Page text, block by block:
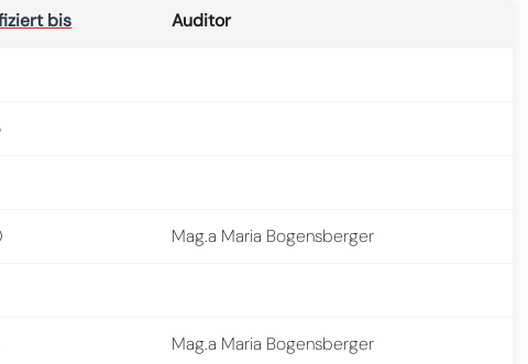
bis Auditor
Mag.a Maria Bogensberger
Mag.a Maria Bogensberger